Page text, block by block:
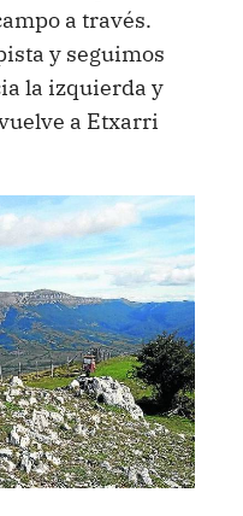
a través.
y seguimos
la izquierda y
a Etxarri